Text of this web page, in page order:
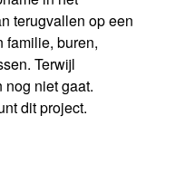
terugvallen op een
familie, buren,
Terwijl
niet gaat.
dit project.